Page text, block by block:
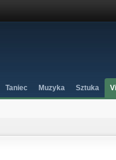
Taniec Muzyka Sztuka